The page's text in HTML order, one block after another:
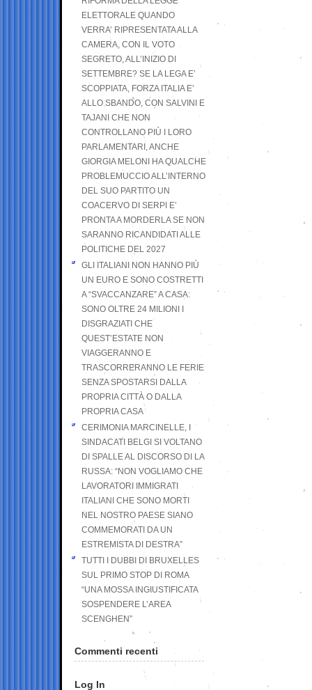
ELETTORALE QUANDO
VERRA’ RIPRESENTATA ALLA
CAMERA, CON IL VOTO
SEGRETO, ALL’INIZIO DI
SETTEMBRE? SE LA LEGA E’
SCOPPIATA, FORZA ITALIA E’
ALLO SBANDO, CON SALVINI E
TAJANI CHE NON
CONTROLLANO PIÙ I LORO
PARLAMENTARI, ANCHE
GIORGIA MELONI HA QUALCHE
PROBLEMUCCIO ALL’INTERNO
DEL SUO PARTITO UN
COACERVO DI SERPI E’
PRONTA A MORDERLA SE NON
SARANNO RICANDIDATI ALLE
POLITICHE DEL 2027
GLI ITALIANI NON HANNO PIÙ
UN EURO E SONO COSTRETTI
A “SVACCANZARE” A CASA:
SONO OLTRE 24 MILIONI I
DISGRAZIATI CHE
QUEST’ESTATE NON
VIAGGERANNO E
TRASCORRERANNO LE FERIE
SENZA SPOSTARSI DALLA
PROPRIA CITTÀ O DALLA
PROPRIA CASA
CERIMONIA MARCINELLE, I
SINDACATI BELGI SI VOLTANO
DI SPALLE AL DISCORSO DI LA
RUSSA: “NON VOGLIAMO CHE
LAVORATORI IMMIGRATI
ITALIANI CHE SONO MORTI
NEL NOSTRO PAESE SIANO
COMMEMORATI DA UN
ESTREMISTA DI DESTRA”
TUTTI I DUBBI DI BRUXELLES
SUL PRIMO STOP DI ROMA
“UNA MOSSA INGIUSTIFICATA
SOSPENDERE L’AREA
SCENGHEN”
Commenti recenti
Log In